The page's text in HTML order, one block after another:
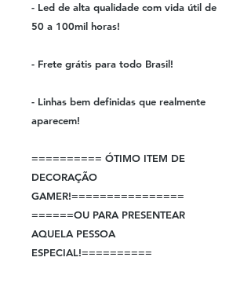
- Led de alta qualidade com vida útil de
50 a 100mil horas!
- Frete grátis para todo Brasil!
- Linhas bem definidas que realmente
aparecem!
========== ÓTIMO ITEM DE
DECORAÇÃO
GAMER!================
======OU PARA PRESENTEAR
AQUELA PESSOA
ESPECIAL!==========